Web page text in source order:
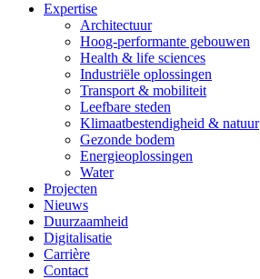
Expertise
Architectuur
Hoog-performante gebouwen
Health & life sciences
Industriële oplossingen
Transport & mobiliteit
Leefbare steden
Klimaatbestendigheid & natuur
Gezonde bodem
Energieoplossingen
Water
Projecten
Nieuws
Duurzaamheid
Digitalisatie
Carrière
Contact